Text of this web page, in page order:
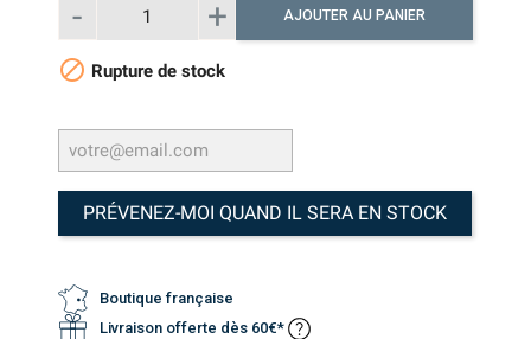
AJOUTER AU PANIER
 Rupture de stock
PRÉVENEZ-MOI QUAND IL SERA EN STOCK
Boutique française
Livraison offerte dès 60€*